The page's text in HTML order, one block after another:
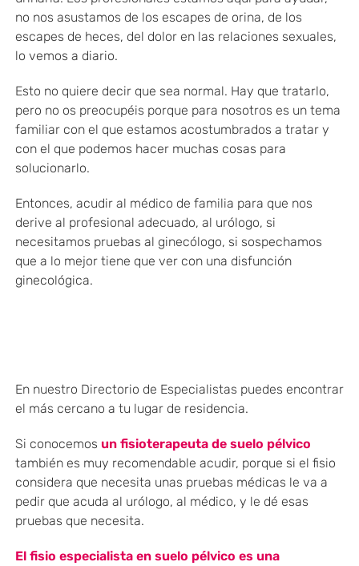
no nos asustamos de los escapes de orina, de los
escapes de heces, del dolor en las relaciones sexuales,
lo vemos a diario.
Esto no quiere decir que sea normal. Hay que tratarlo,
pero no os preocupéis porque para nosotros es un tema
familiar con el que estamos acostumbrados a tratar y
con el que podemos hacer muchas cosas para
solucionarlo.
Entonces, acudir al médico de familia para que nos
derive al profesional adecuado, al urólogo, si
necesitamos pruebas al ginecólogo, si sospechamos
que a lo mejor tiene que ver con una disfunción
ginecológica.
En nuestro Directorio de Especialistas puedes encontrar
el más cercano a tu lugar de residencia.
Si conocemos un fisioterapeuta de suelo pélvico
también es muy recomendable acudir, porque si el fisio
considera que necesita unas pruebas médicas le va a
pedir que acuda al urólogo, al médico, y le dé esas
pruebas que necesita.
El fisio especialista en suelo pélvico es una